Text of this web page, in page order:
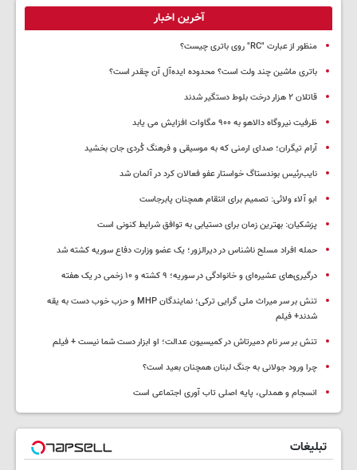
آخرین اخبار
منظور از عبارت "RC" روی باتری چیست؟
باتری ماشین چند ولت است؟ محدوده ایده‌آل آن چقدر است؟
قاتلان ۲ هزار درخت بلوط دستگیر شدند
ظرفیت نیروگاه دالاهو به ۹۰۰ مگاوات افزایش می یابد
آرام تیگران؛ صدای ارمنی که به موسیقی و فرهنگ کُردی جان بخشید
نایب‌رئیس بوندستاگ خواستار عفو فعالان کرد در آلمان شد
ابو آلاء ولائی: تصمیم برای انتقام همچنان پابرجاست
پزشکیان‌: بهترین زمان برای دستیابی به توافق شرایط کنونی است
حمله افراد مسلح ناشناس در دیرالزور؛ یک عضو وزارت دفاع سوریه کشته شد
درگیری‌های عشیره‌ای و خانوادگی در سوریه؛ ۹ کشته و ۱۰ زخمی در یک هفته
تنش بر سر میراث ملی گرایی ترکی؛ نمایندگان MHP و حزب خوب دست به یقه
شدند+ فیلم
تنش بر سر نام دمیرتاش در کمیسیون عدالت؛ او ابزار دست شما نیست + فیلم
چرا ورود جولانی به جنگ لبنان همچنان بعید است؟
انسجام و همدلی، پایه اصلی تاب آوری اجتماعی است
تبلیغات